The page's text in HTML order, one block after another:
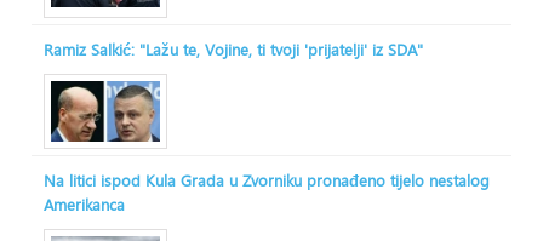
Ramiz Salkić: "Lažu te, Vojine, ti tvoji 'prijatelji' iz SDA"
Na litici ispod Kula Grada u Zvorniku pronađeno tijelo nestalog
Amerikanca